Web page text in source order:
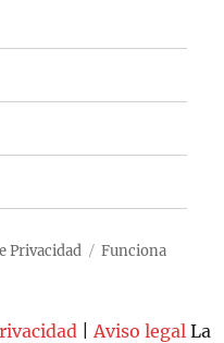
Privacidad
Funciona
Aviso legal La